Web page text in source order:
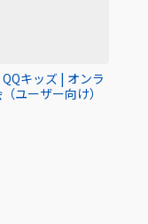
QQキッズ | オンラ
ユーザー向け）